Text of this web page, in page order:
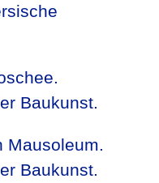
Baukunst.
Mausoleum.
Baukunst.